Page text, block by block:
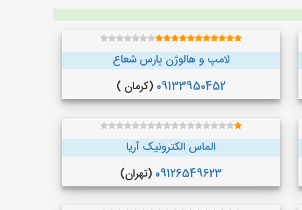
لامپ و هالوژن پارس شعاع
09133950452 (کرمان )
الماس الکترونیک آریا
09126549623 (تهران)